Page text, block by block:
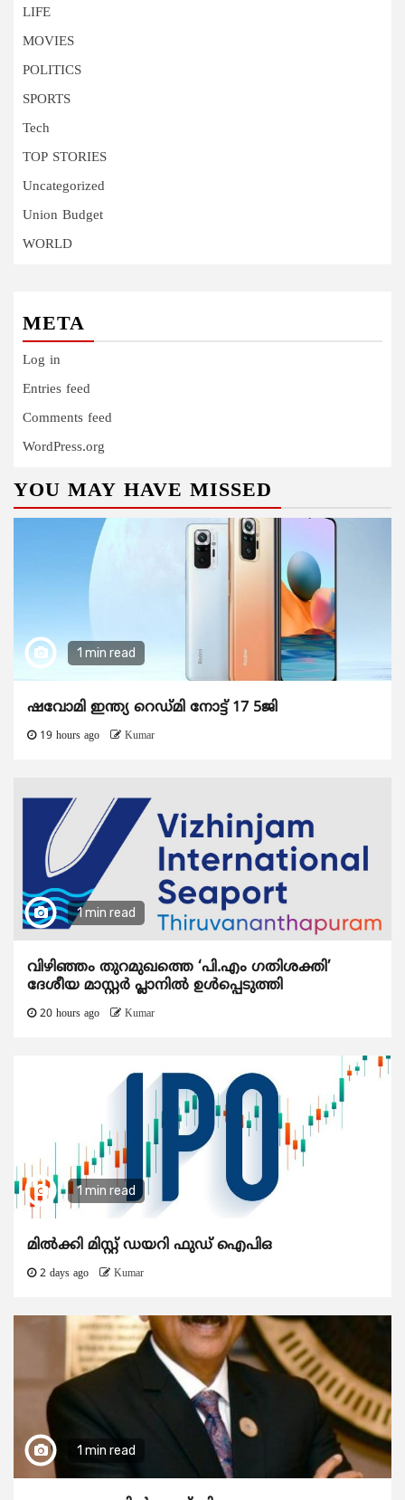
LIFE
MOVIES
POLITICS
SPORTS
Tech
TOP STORIES
Uncategorized
Union Budget
WORLD
META
Log in
Entries feed
Comments feed
WordPress.org
YOU MAY HAVE MISSED
1 min read
ഷവോമി ഇന്ത്യ റെഡ്മി നോട്ട് 17 5ജി
19 hours ago Kumar
1 min read
വിഴിഞ്ഞം തുറമുഖത്തെ ‘പി.എം ഗതിശക്തി’
ദേശീയ മാസ്റ്റർ പ്ലാനിൽ ഉൾപ്പെടുത്തി
20 hours ago Kumar
1 min read
മിൽക്കി മിസ്റ്റ് ഡയറി ഫുഡ് ഐപിഒ
2 days ago Kumar
1 min read